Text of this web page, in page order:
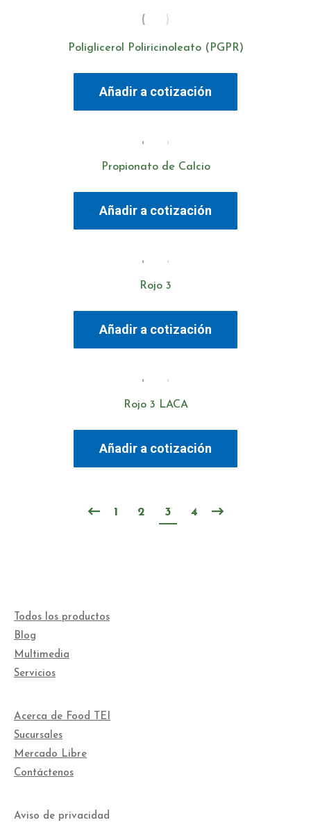
Poliglicerol Poliricinoleato (PGPR)
Añadir a cotización
Propionato de Calcio
Añadir a cotización
Rojo 3
Añadir a cotización
Rojo 3 LACA
Añadir a cotización
1 2 3 4
Todos los productos
Blog
Multimedia
Servicios
Acerca de Food TEI
Sucursales
Mercado Libre
Contáctenos
Aviso de privacidad